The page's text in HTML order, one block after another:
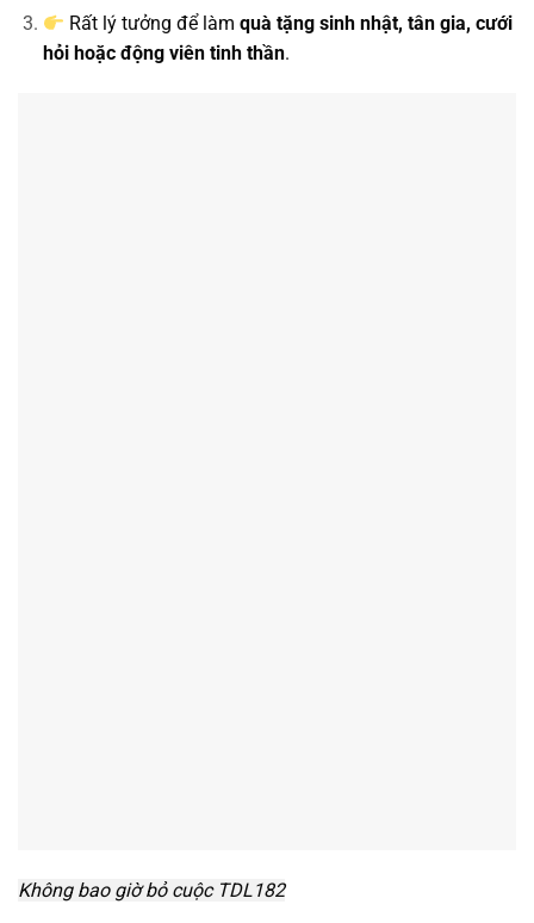
Rất lý tưởng để làmquà tặng sinh nhật, tân gia, cưới
hỏi hoặc động viên tinh thần.
Không bao giờ bỏ cuộc TDL182